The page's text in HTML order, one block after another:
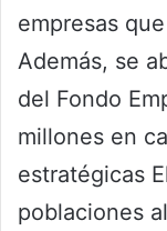
empresas
Además, se
del Fondo
millones en
estratégicas
poblaciones